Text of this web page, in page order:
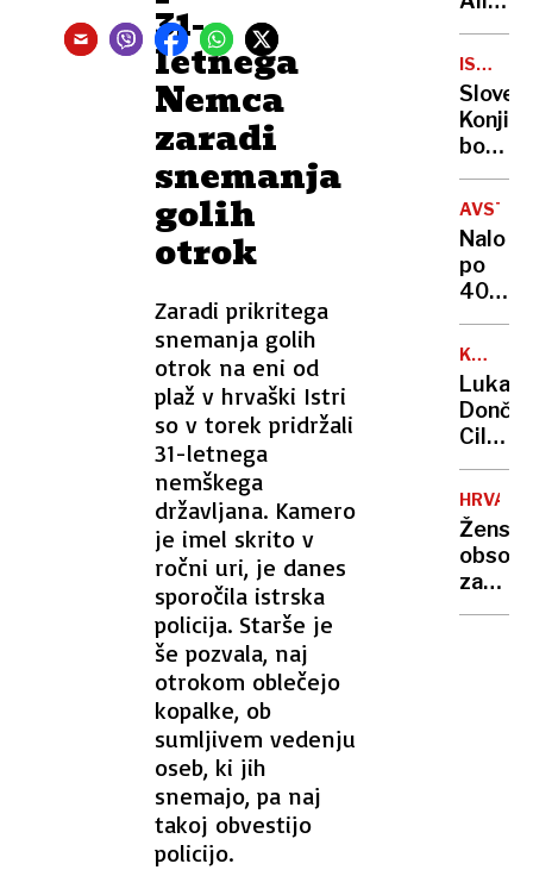
31-
letnega
Nemca
zaradi
snemanja
golih
otrok
Zaradi prikritega
snemanja golih
otrok na eni od
plaž v hrvaški Istri
so v torek pridržali
31-letnega
nemškega
državljana. Kamero
je imel skrito v
ročni uri, je danes
sporočila istrska
policija. Starše je
še pozvala, naj
otrokom oblečejo
kopalke, ob
sumljivem vedenju
oseb, ki jih
snemajo, pa naj
takoj obvestijo
policijo.
veste,
kje
lahko
svoje
kolo?
AKCIJA
bodite
po
poljih
se
klati
afriška
divja
mačka
Nalo
po
40-
padcu
rešili
s
AS
Luka
Dončić:
Cilj
na
je
za